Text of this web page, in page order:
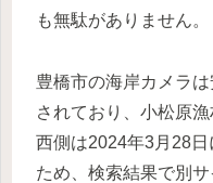
も無駄がありません。
豊橋市の海岸カメラ
されており、小松原
西側は2024年3月28
ため、検索結果で別